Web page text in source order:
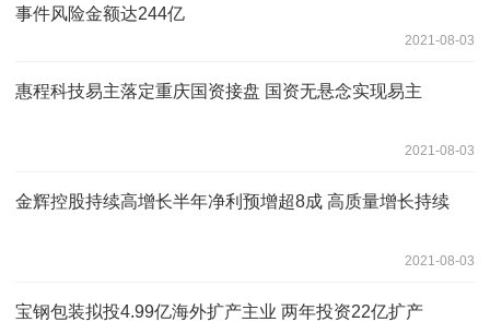
事件风险金额达244亿
2021-08-03
惠程科技易主落定重庆国资接盘 国资无悬念实现易主
2021-08-03
金辉控股持续高增长半年净利预增超8成 高质量增长持续
2021-08-03
宝钢包装拟投4.99亿海外扩产主业 两年投资22亿扩产